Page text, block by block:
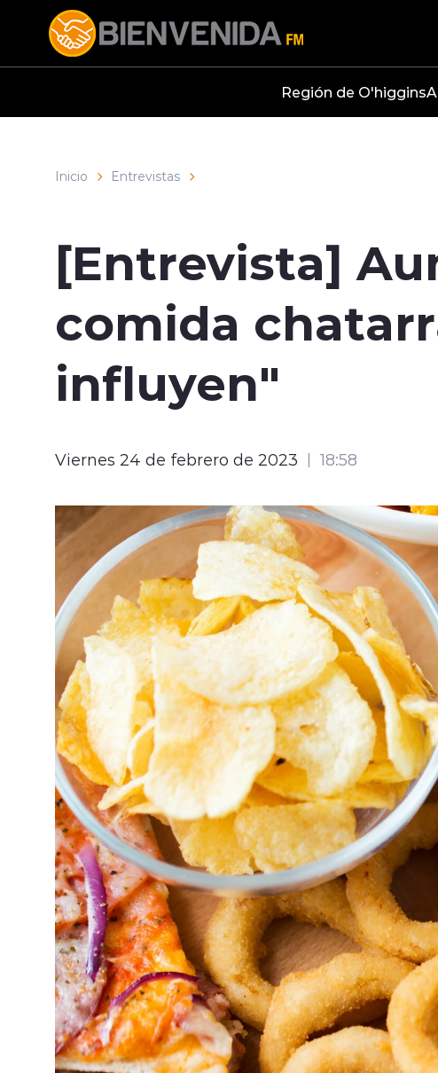
Click acá para ir directamente al contenido
Región de O'higgins
Inicio Entrevistas
[Entrevista]
comida
influyen"
Viernes 24 de febrero de 2023 18:58